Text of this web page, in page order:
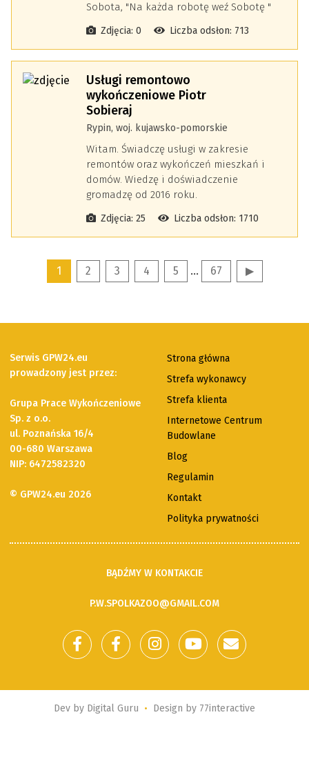
Sobota, "Na każda robotę weź Sobotę "
Zdjęcia: 0 Liczba odsłon: 713
Usługi remontowo
wykończeniowe Piotr
Sobieraj
Rypin, woj. kujawsko-pomorskie
Witam. Świadczę usługi w zakresie
remontów oraz wykończeń mieszkań i
domów. Wiedzę i doświadczenie
gromadzę od 2016 roku.
Zdjęcia: 25 Liczba odsłon: 1710
1 2 3 4 5 ... 67 ▶
Serwis GPW24.eu
prowadzony jest przez:
Grupa Prace Wykończeniowe
Sp. z o.o.
ul. Poznańska 16/4
00-680 Warszawa
NIP: 6472582320
© GPW24.eu 2026
Strona główna
Strefa wykonawcy
Strefa klienta
Internetowe Centrum
Budowlane
Blog
Regulamin
Kontakt
Polityka prywatności
BĄDŹMY W KONTAKCIE
P.W.SPOLKAZOO@GMAIL.COM
Dev by Digital Guru • Design by 77interactive